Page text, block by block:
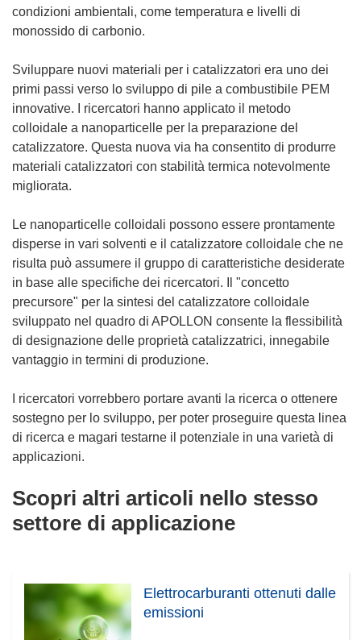
condizioni ambientali, come temperatura e livelli di
monossido di carbonio.
Sviluppare nuovi materiali per i catalizzatori era uno dei
primi passi verso lo sviluppo di pile a combustibile PEM
innovative. I ricercatori hanno applicato il metodo
colloidale a nanoparticelle per la preparazione del
catalizzatore. Questa nuova via ha consentito di produrre
materiali catalizzatori con stabilità termica notevolmente
migliorata.
Le nanoparticelle colloidali possono essere prontamente
disperse in vari solventi e il catalizzatore colloidale che ne
risulta può assumere il gruppo di caratteristiche desiderate
in base alle specifiche dei ricercatori. Il "concetto
precursore" per la sintesi del catalizzatore colloidale
sviluppato nel quadro di APOLLON consente la flessibilità
di designazione delle proprietà catalizzatrici, innegabile
vantaggio in termini di produzione.
I ricercatori vorrebbero portare avanti la ricerca o ottenere
sostegno per lo sviluppo, per poter proseguire questa linea
di ricerca e magari testarne il potenziale in una varietà di
applicazioni.
Scopri altri articoli nello stesso
settore di applicazione
Elettrocarburanti ottenuti dalle
emissioni